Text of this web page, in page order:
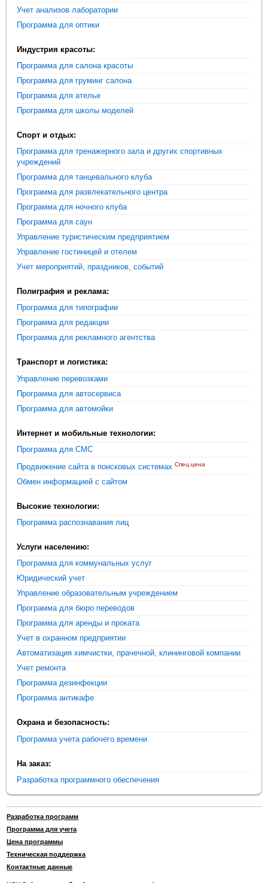
Учет анализов лаборатории
Программа для оптики
Индустрия красоты:
Программа для салона красоты
Программа для груминг салона
Программа для ателье
Программа для школы моделей
Спорт и отдых:
Программа для тренажерного зала и других спортивных
учреждений
Программа для танцевального клуба
Программа для развлекательного центра
Программа для ночного клуба
Программа для саун
Управление туристическим предприятием
Управление гостиницей и отелем
Учет мероприятий, праздников, событий
Полиграфия и реклама:
Программа для типографии
Программа для редакции
Программа для рекламного агентства
Транспорт и логистика:
Управление перевозками
Программа для автосервиса
Программа для автомойки
Интернет и мобильные технологии:
Программа для СМС
Продвижение сайта в поисковых системах Спец.цена
Обмен информацией с сайтом
Высокие технологии:
Программа распознавания лиц
Услуги населению:
Программа для коммунальных услуг
Юридический учет
Управление образовательным учреждением
Программа для бюро переводов
Программа для аренды и проката
Учет в охранном предприятии
Автоматизация химчистки, прачечной, клининговой компании
Учет ремонта
Программа дезинфекции
Программа антикафе
Охрана и безопасность:
Программа учета рабочего времени
На заказ:
Разработка программного обеспечения
Разработка программ
Программа для учета
Цена программы
Техническая поддержка
Контактные данные